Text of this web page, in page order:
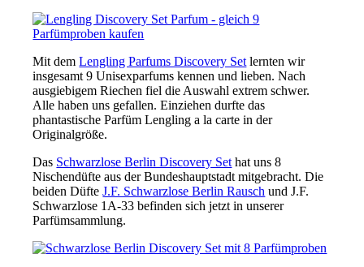
Mit demLengling Parfums Discovery Set lernten wir
insgesamt 9 Unisexparfums kennen und lieben. Nach
ausgiebigem Riechen fiel die Auswahl extrem schwer.
Alle haben uns gefallen. Einziehen durfte das
phantastische Parfüm Lengling a la carte in der
Originalgröße.
Das Schwarzlose Berlin Discovery Set hat uns 8
Nischendüfte aus der Bundeshauptstadt mitgebracht. Die
beiden DüfteJ.F. Schwarzlose Berlin Rausch und J.F.
Schwarzlose 1A-33 befinden sich jetzt in unserer
Parfümsammlung.